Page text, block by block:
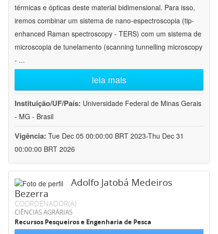
térmicas e ópticas deste material bidimensional. Para isso,
iremos combinar um sistema de nano-espectroscopia (tip-
enhanced Raman spectroscopy - TERS) com um sistema de
microscopia de tunelamento (scanning tunnelling microscopy
- ...
leia mais
Instituição/UF/País: Universidade Federal de Minas Gerais
- MG - Brasil
Vigência: Tue Dec 05 00:00:00 BRT 2023-Thu Dec 31
00:00:00 BRT 2026
Adolfo Jatobá Medeiros
Bezerra
COORDENADOR(A)
CIÊNCIAS AGRÁRIAS
Recursos Pesqueiros e Engenharia de Pesca